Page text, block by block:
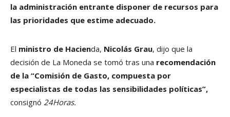
la administración entrante disponer de recursos para
las prioridades que estime adecuado.
El ministro de Hacienda, Nicolás Grau, dijo que la
decisión de La Moneda se tomó tras una recomendación
de la “Comisión de Gasto, compuesta por
especialistas de todas las sensibilidades políticas”,
consignó 24Horas.